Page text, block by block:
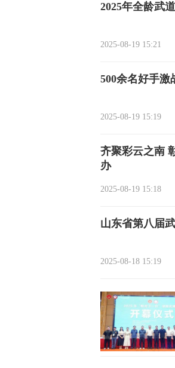
2025年全龄武
2025-08-19 15:21
500余名好手激
2025-08-19 15:19
齐聚彩云之南
办
2025-08-19 15:18
山东省第八届
2025-08-18 15:19